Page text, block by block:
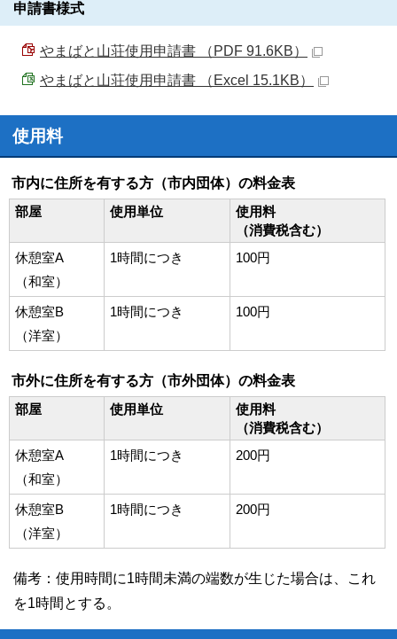
申請書様式
やまばと山荘使用申請書 （PDF 91.6KB）
やまばと山荘使用申請書 （Excel 15.1KB）
使用料
市内に住所を有する方（市内団体）の料金表
部屋
使用単位
使用料
（消費税含む）
休憩室A
（和室）
1時間につき 100円
休憩室B
（洋室）
1時間につき 100円
市外に住所を有する方（市外団体）の料金表
部屋
使用単位
使用料
（消費税含む）
休憩室A
（和室）
1時間につき 200円
休憩室B
（洋室）
1時間につき 200円
備考：使用時間に1時間未満の端数が生じた場合は、これ
を1時間とする。